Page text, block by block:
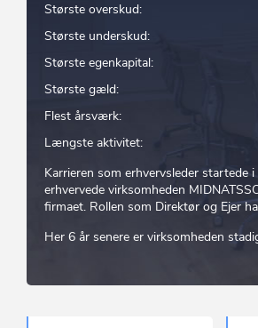
Største overskud:
Største underskud:
Største egenkapital:
Største gæld:
Flest årsværk:
Længste aktivitet:
Karrieren som erhvervsleder startede
erhvervede virksomheden
firmaet. Rollen som Direktør og Ejer
Her 6 år senere er virksomheden